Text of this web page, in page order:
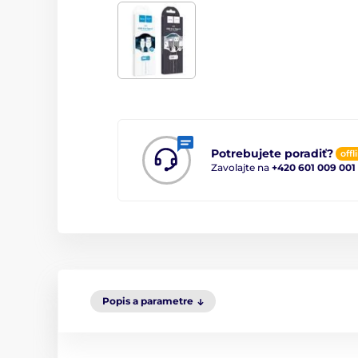
Potrebujete poradiť?
Zavolajte na +420 601 009 001
Popis a parametre